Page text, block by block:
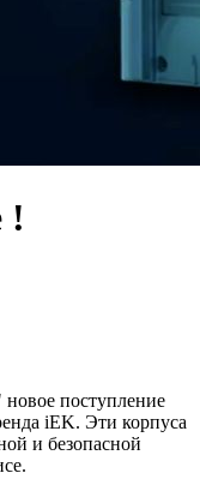
!
iEK. Эти корпуса
и безопасной